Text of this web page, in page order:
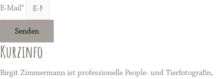
E-Mail*
Senden
Kurzinfo
Birgit Zimmermann ist professionelle People- und Tierfotografin,